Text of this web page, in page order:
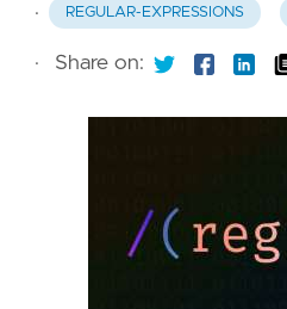
· REGULAR-EXPRESSIONS
· Share on: